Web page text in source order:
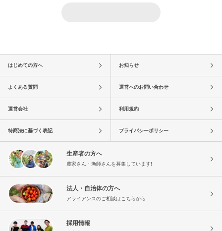
はじめての方へ お知らせ
よくある質問 運営へのお問い合わせ
運営会社 利用規約
特商法に基づく表記 プライバシーポリシー
生産者の方へ
農家さん・漁師さんを募集しています!
法人・自治体の方へ
アライアンスのご相談はこちらから
採用情報